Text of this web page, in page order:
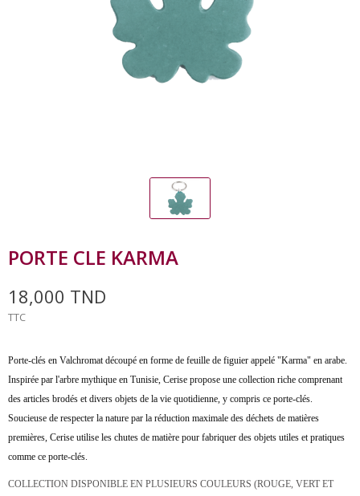
PORTE CLE KARMA
18,000 TND
TTC
Porte-clés en Valchromat découpé en forme de feuille de figuier appelé "Karma" en arabe.
Inspirée par l'arbre mythique en Tunisie, Cerise propose une collection riche comprenant
des articles brodés et divers objets de la vie quotidienne, y compris ce porte-clés.
Soucieuse de respecter la nature par la réduction maximale des déchets de matières
premières, Cerise utilise les chutes de matière pour fabriquer des objets utiles et pratiques
comme ce porte-clés.
COLLECTION DISPONIBLE EN PLUSIEURS COULEURS (ROUGE, VERT ET